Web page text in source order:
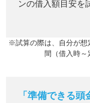
ンの借入額目安を
※試算の際は、自分が想
間（借入時
「準備できる